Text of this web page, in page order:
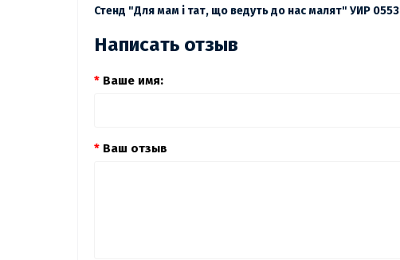
Стенд "Для мам і тат, що ведуть до нас малят" УИР 0553
Написать отзыв
Ваше имя:
Ваш отзыв